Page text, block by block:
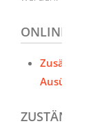
Zusätzliches
ZUSTÄNDIGE